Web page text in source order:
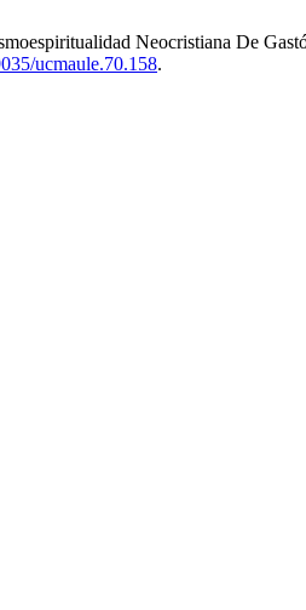
Neocristiana De
ucmaule.70.158.